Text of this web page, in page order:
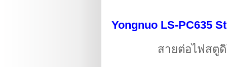
Yongnuo LS-PC635
สายต่อไฟสตูดิ